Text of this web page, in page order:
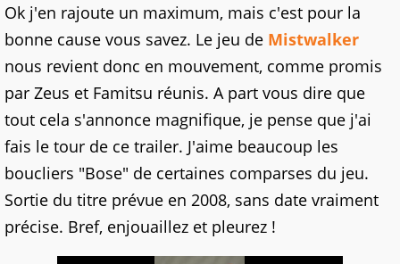
Ok j'en rajoute un maximum, mais c'est pour la
bonne cause vous savez. Le jeu de Mistwalker
nous revient donc en mouvement, comme promis
par Zeus et Famitsu réunis. A part vous dire que
tout cela s'annonce magnifique, je pense que j'ai
fais le tour de ce trailer. J'aime beaucoup les
boucliers "Bose" de certaines comparses du jeu.
Sortie du titre prévue en 2008, sans date vraiment
précise. Bref, enjouaillez et pleurez !